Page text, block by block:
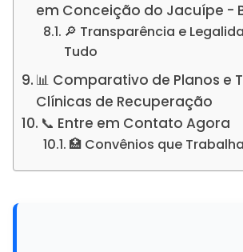
em Conceição do Jacuípe -
🔎 Transparência e
Tudo
📊 Comparativo de Planos e
Clínicas de Recuperação
📞 Entre em Contato Agora
🏥 Convênios que